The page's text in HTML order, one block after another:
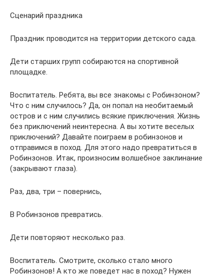
Сценарий праздника
Праздник проводится на территории детского сада.
Дети старших групп собираются на спортивной
площадке.
Воспитатель. Ребята, вы все знакомы с Робинзоном?
Что с ним случилось? Да, он попал на необитаемый
остров и с ним случились всякие приключения. Жизнь
без приключений неинтересна. А вы хотите веселых
приключений? Давайте поиграем в робинзонов и
отправимся в поход. Для этого надо превратиться в
Робинзонов. Итак, произносим волшебное заклинание
(закрывают глаза).
Раз, два, три – повернись,
В Робинзонов превратись.
Дети повторяют несколько раз.
Воспитатель. Смотрите, сколько стало много
Робинзонов! А кто же поведет нас в поход? Нужен